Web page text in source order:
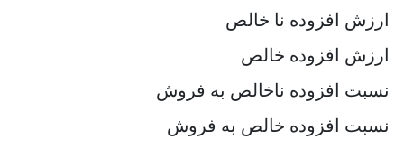
ارزش افزوده نا خالص
ارزش افزوده خالص
نسبت افزوده ناخالص به فروش
نسبت افزوده خالص به فروش